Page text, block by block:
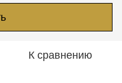
К сравнению